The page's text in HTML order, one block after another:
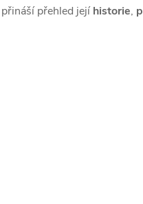
přehled její historie,